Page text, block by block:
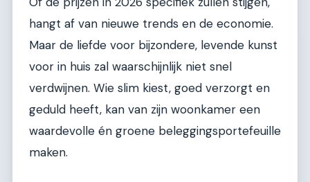
hangt af van nieuwe trends en de economie.
Maar de liefde voor bijzondere, levende kunst
voor in huis zal waarschijnlijk niet snel
verdwijnen. Wie slim kiest, goed verzorgt en
geduld heeft, kan van zijn woonkamer een
waardevolle én groene beleggingsportefeuille
maken.